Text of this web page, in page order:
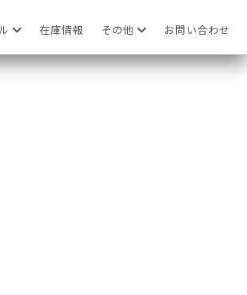
在庫情報 その他 お問い合わせ